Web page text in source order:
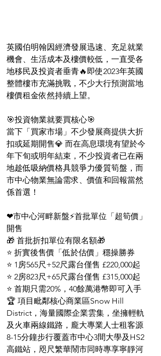
英國伯明翰因經濟發展迅速、充足就業
機會、生活成本及樓價較低，一直受各
地移民及投資者垂青🔥️即使2023年英國
整體樓市充滿挑戰，不少大行預測當地
樓價租金依然持續上望。
🎯投資物業就要買核心🎯
當下「買家市場」不少發展商提供大折
扣或延期開售💎 而在高息環境有望於今
年下旬或明年結束，不少投資者已在兩
地趁低吸納價格具競爭力優質筍盤，而
市中心物業無論需求、價值和回報當然
係首選！
❤市中心河畔新盤⚡首批單位「超筍價」
開售
🎁 首批折扣單位有限名額🎁
⭐ 折實後售價「低於估價」穩操勝券
⭐ 1房565尺+52尺露台僅售 £220,000起
⭐ 2房823尺+65尺露台僅售 £315,000起
⭐ 首期只需20%，40餘萬港幣即可入手
🏆 項目毗鄰核心商業區Snow Hill
District，海量國際企業雲集，坐擁輕軌
及火車兩線鐵路，龐大專業人士租客源
8-15分鐘步行覆蓋市中心3間大學及HS2
高鐵站，咫尺繁華鬧市同時專享寧靜河